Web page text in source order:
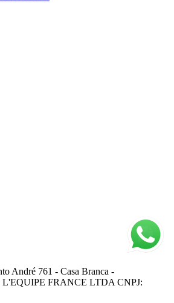
André 761 - Casa Branca -
FRANCE LTDA CNPJ: